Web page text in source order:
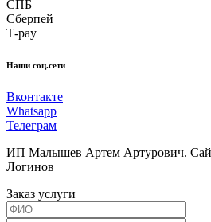
СПБ
Сберпей
Т-pay
Наши соц.сети
Вконтакте
Whatsapp
Телеграм
ИП Малышев Артем Артурович.
Логинов
Заказ услуги